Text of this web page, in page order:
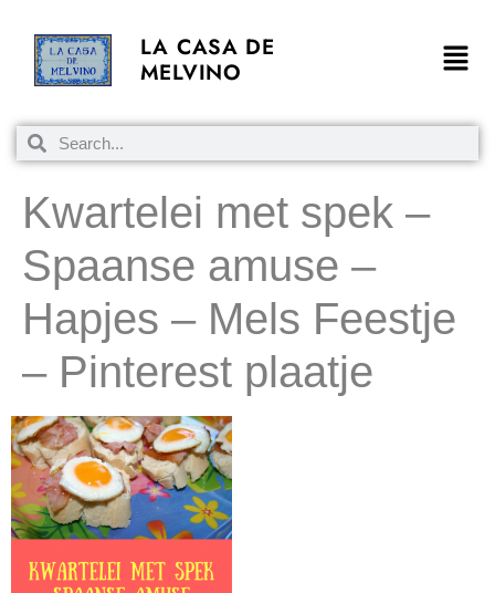
LA CASA DE
MELVINO
Kwartelei met spek –
Spaanse amuse –
Hapjes – Mels Feestje
– Pinterest plaatje